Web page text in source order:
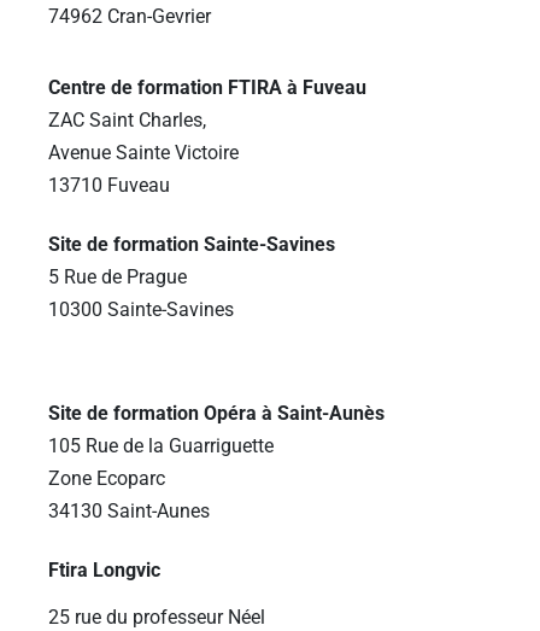
74962 Cran-Gevrier
Centre de formation FTIRA à Fuveau
ZAC Saint Charles,
Avenue Sainte Victoire
13710 Fuveau
Site de formation Sainte-Savines
5 Rue de Prague
10300 Sainte-Savines
Site de formation Opéra à Saint-Aunès
105 Rue de la Guarriguette
Zone Ecoparc
34130 Saint-Aunes
Ftira Longvic
25 rue du professeur Néel